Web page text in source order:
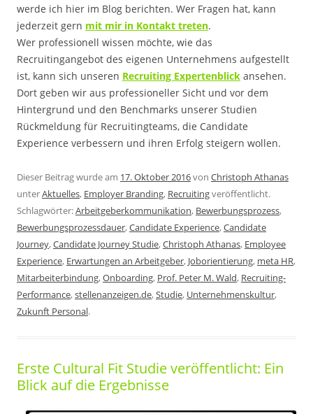
werde ich hier im Blog berichten. Wer Fragen hat, kann
jederzeit gern mit mir in Kontakt treten.
Wer professionell wissen möchte, wie das
Recruitingangebot des eigenen Unternehmens aufgestellt
ist, kann sich unseren Recruiting Expertenblick ansehen.
Dort geben wir aus professioneller Sicht und vor dem
Hintergrund und den Benchmarks unserer Studien
Rückmeldung für Recruitingteams, die Candidate
Experience verbessern und ihren Erfolg steigern wollen.
Dieser Beitrag wurde am 17. Oktober 2016von Christoph Athanas
unterAktuelles, Employer Branding, Recruitingveröffentlicht.
Schlagwörter:Arbeitgeberkommunikation, Bewerbungsprozess,
Bewerbungsprozessdauer,Candidate Experience,Candidate
Journey,Candidate Journey Studie,Christoph Athanas, Employee
Experience, Erwartungen an Arbeitgeber, Joborientierung, meta HR,
Mitarbeiterbindung,Onboarding, Prof. Peter M. Wald, Recruiting-
Performance,stellenanzeigen.de,Studie, Unternehmenskultur,
Zukunft Personal.
Erste Cultural Fit Studie veröffentlicht: Ein
Blick auf die Ergebnisse